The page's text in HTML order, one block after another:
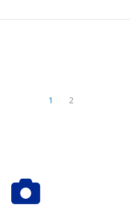
1 2